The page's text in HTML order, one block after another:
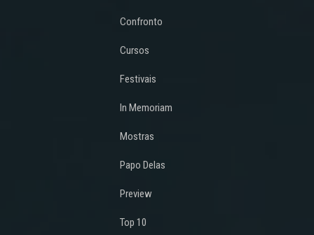
Confronto
Cursos
Festivais
In Memoriam
Mostras
Papo Delas
Preview
Top 10